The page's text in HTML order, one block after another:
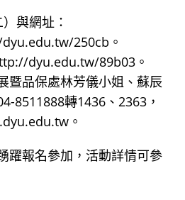
與網址：
250cb。
dyu.edu.tw/89b03。
暨品保處林芳儀小姐、蘇辰
8511888轉1436、2363，
。
躍報名參加，活動詳情可參